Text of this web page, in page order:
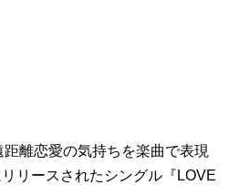
離恋愛の気持ちを楽曲で表現
リースされたシングル『LOVE